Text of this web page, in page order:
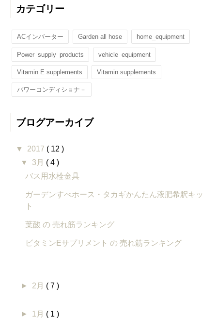
カテゴリー
ACインバーター Garden all hose home_equipment
Power_supply_products vehicle_equipment
Vitamin E supplements Vitamin supplements
パワーコンディショナ－
ブログアーカイブ
▼ 2017 ( 12 )
▼ 3月 ( 4 )
バス用水栓金具
ガーデンすべホース・タカギかんたん液肥希釈キッ
ト
葉酸 の 売れ筋ランキング
ビタミンEサプリメント の 売れ筋ランキング
► 2月 ( 7 )
► 1月 ( 1 )